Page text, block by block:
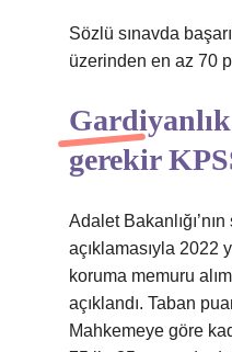
Sözlü sınavda
üzerinden en az 70
gerekir
Adalet
açıklamasıyla 2022
koruma memuru
açıklandı. Taban
Mahkemeye göre